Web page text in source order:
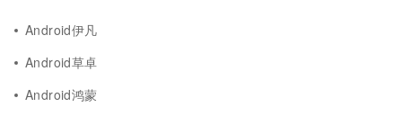
Android伊凡
Android草卓
Android鸿蒙